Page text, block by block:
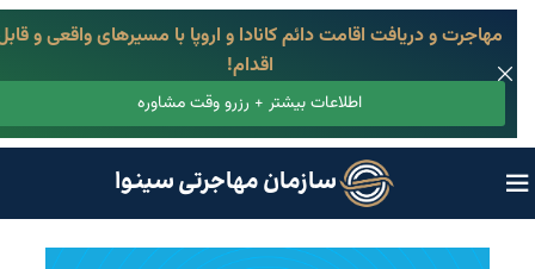
سازمان مهاجرتی سینوا
مهاجرت و دریافت اقامت دائم کانادا و اروپا با مسیرهای واقعی و
اقدام!
اطلاعات بیشتر + رزرو وقت مشاوره